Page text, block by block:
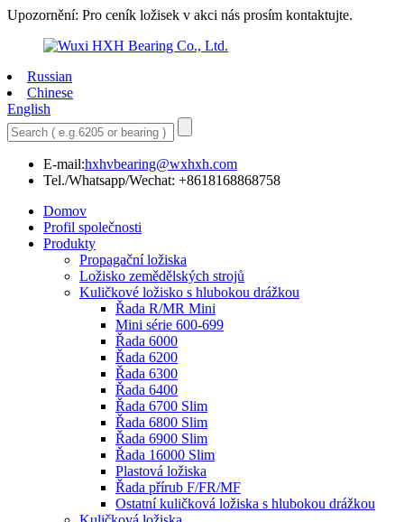
Upozornění: Pro ceník ložisek v akci nás prosím kontaktujte.
Russian
Chinese
English
E-mail:hxhvbearing@wxhxh.com
Tel./Whatsapp/Wechat: +8618168868758
Domov
Profil společnosti
Produkty
Propagační ložiska
Ložisko zemědělských strojů
Kuličkové ložisko s hlubokou drážkou
Řada R/MR Mini
Mini série 600-699
Řada 6000
Řada 6200
Řada 6300
Řada 6400
Řada 6700 Slim
Řada 6800 Slim
Řada 6900 Slim
Řada 16000 Slim
Plastová ložiska
Řada přírub F/FR/MF
Ostatní kuličková ložiska s hlubokou drážkou